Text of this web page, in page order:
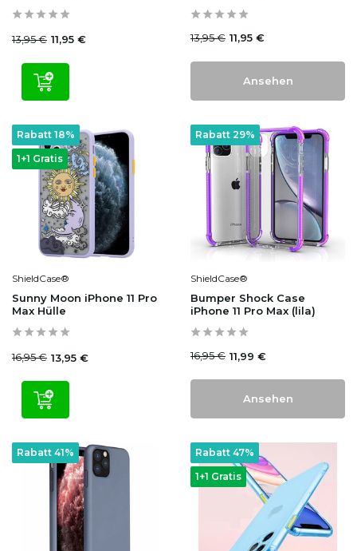
13,95 € 11,95 € 13,95 € 11,95 €
Ansehen
1+1 Gratis
Rabatt 18%
ShieldCase®
Sunny Moon iPhone 11 Pro
Max Hülle
16,95 € 13,95 €
Rabatt 29%
ShieldCase®
Bumper Shock Case
iPhone 11 Pro Max (lila)
16,95 € 11,99 €
Ansehen
Rabatt 41%
1+1 Gratis
Rabatt 47%